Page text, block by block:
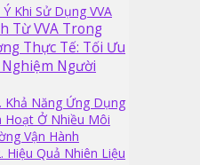
Khi Sử Dụng VVA
Từ VVA Trong
Thực Tế: Tối Ưu
Người
Khả Năng Ứng Dụng
Hoạt Ở Nhiều Môi
Vận Hành
Hiệu Quả Nhiên Liệu